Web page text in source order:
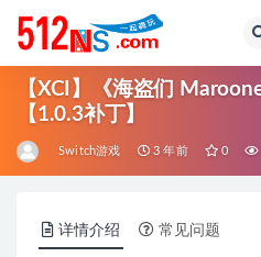
【XCI】《海盗们
【1.0.3补丁】
Switch游戏 3 年前 0
详情介绍 常见问题